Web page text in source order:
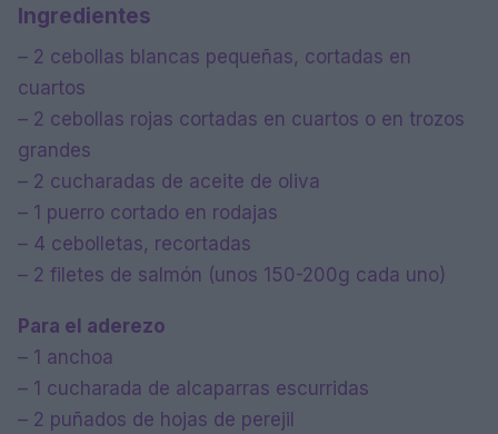
Ingredientes
– 2 cebollas blancas pequeñas, cortadas en
cuartos
– 2 cebollas rojas cortadas en cuartos o en trozos
grandes
– 2 cucharadas de aceite de oliva
– 1 puerro cortado en rodajas
– 4 cebolletas, recortadas
– 2 filetes de salmón (unos 150-200g cada uno)
Para el aderezo
– 1 anchoa
– 1 cucharada de alcaparras escurridas
– 2 puñados de hojas de perejil